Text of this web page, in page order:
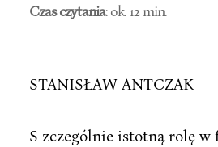
Czas czytania: ok. 12 min.
STANISŁAW ANTCZAK
S zczególnie istotną rolę w